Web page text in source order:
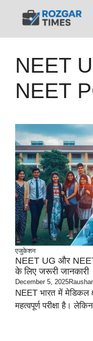
NEET
NEET
एजुकेशन
NEET UG और
के लिए जरूरी जानकारी
December 5, 2025
NEET भारत में मेडिकल
महत्वपूर्ण परीक्षा है।